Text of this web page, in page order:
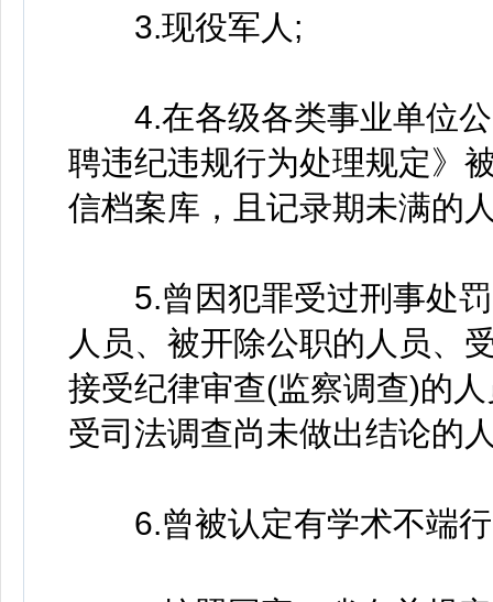
3.现役军人;
4.在各级各类事业单位公
聘违纪违规行为处理规定》
信档案库，且记录期未满的
5.曾因犯罪受过刑事处罚
人员、被开除公职的人员、
接受纪律审查(监察调查)的
受司法调查尚未做出结论的
6.曾被认定有学术不端行